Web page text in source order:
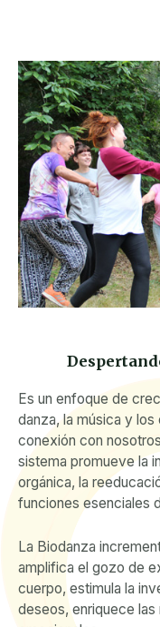
Es un enfoque de
danza, la música y
conexión con
sistema promueve la
orgánica, la
funciones esenciales
La Biodanza
amplifica el gozo de
cuerpo, estimula la
deseos, enriquece